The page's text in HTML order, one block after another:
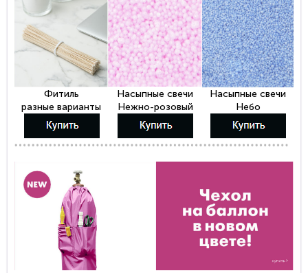
Фитиль
разные варианты
Насыпные свечи
Нежно-розовый
Насыпные свечи
Небо